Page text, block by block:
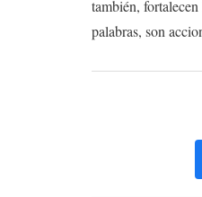
también,
palabras, son